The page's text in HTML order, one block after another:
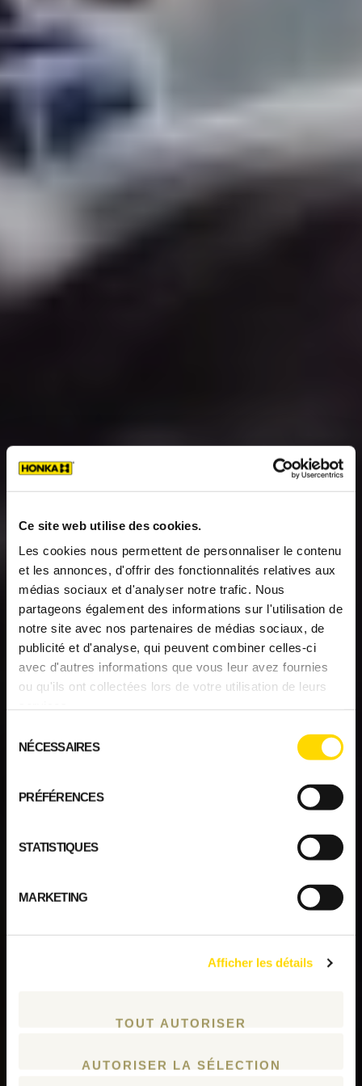
Ce site web utilise des cookies.
Les cookies nous permettent de personnaliser le contenu
et les annonces, d'offrir des fonctionnalités relatives aux
médias sociaux et d'analyser notre trafic. Nous
partageons également des informations sur l'utilisation de
notre site avec nos partenaires de médias sociaux, de
publicité et d'analyse, qui peuvent combiner celles-ci
avec d'autres informations que vous leur avez fournies
ou qu'ils ont collectées lors de votre utilisation de leurs
NÉCESSAIRES
PRÉFÉRENCES
STATISTIQUES
MARKETING
Afficher les détails
TOUT AUTORISER
AUTORISER LA SÉLECTION